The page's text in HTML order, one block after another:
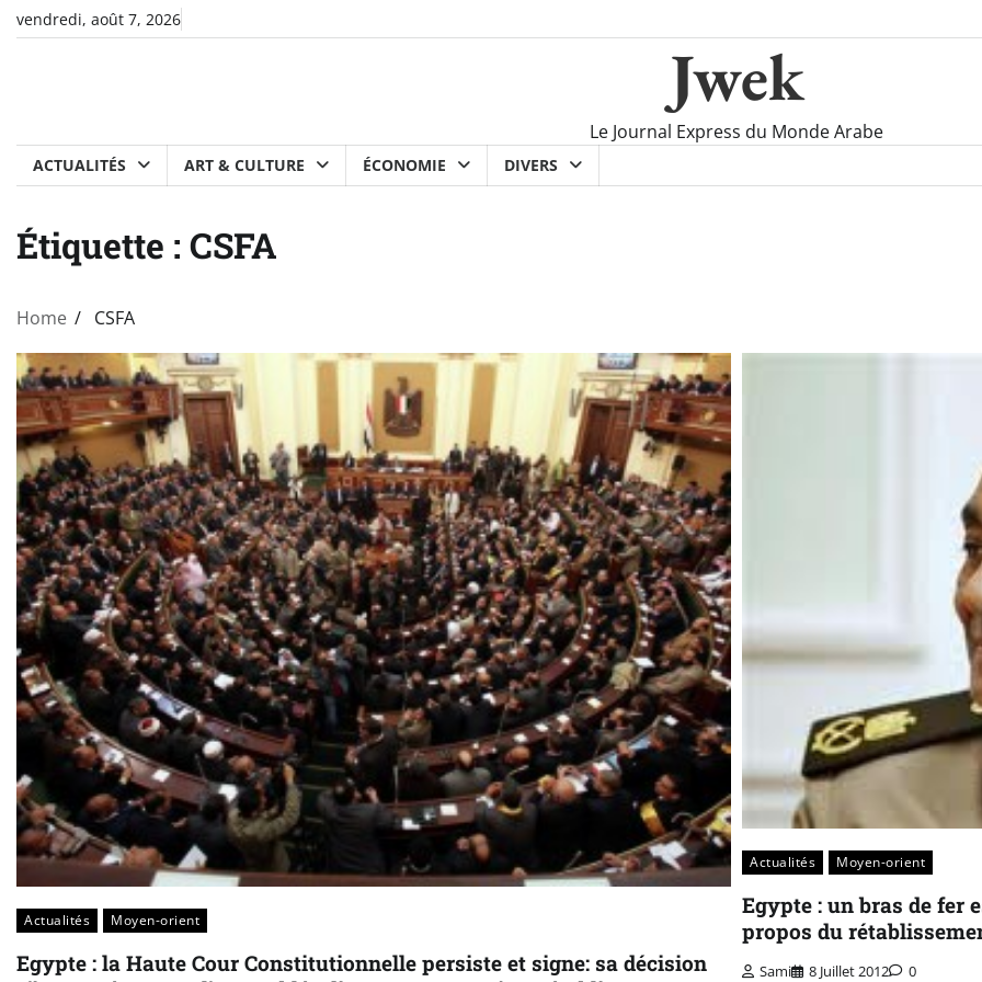
Skipvendredi, août 7, 2026
Jwek
Le Journal Express du Monde Arabe
ACTUALITÉS ART & CULTURE ÉCONOMIE DIVERS
Étiquette : CSFA
Home CSFA
Actualités Moyen-orient
Egypte : la Haute Cour Constitutionnelle persiste et signe: sa décision
Actualités Moyen-orient
Egypte : un bras de fer
propos du
Sami 8 Juillet 2012 0